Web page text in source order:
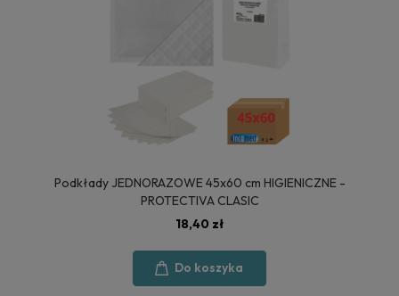
Podkłady JEDNORAZOWE 45x60 cm HIGIENICZNE -
PROTECTIVA CLASIC
18,40 zł
Do koszyka